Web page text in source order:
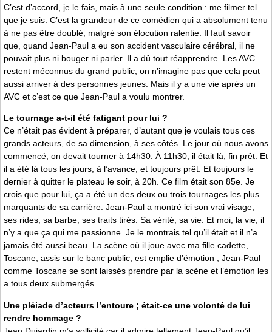
C’est d’accord, je le fais, mais à une seule condition : me filmer tel
que je suis. C’est la grandeur de ce comédien qui a absolument tenu
à ne pas être doublé, malgré son élocution ralentie. Il faut savoir
que, quand Jean-Paul a eu son accident vasculaire cérébral, il ne
pouvait plus ni bouger ni parler. Il a dû tout réapprendre. Les AVC
restent méconnus du grand public, on n’imagine pas que cela peut
aussi arriver à des personnes jeunes. Mais il y a une vie après un
AVC et c’est ce que Jean-Paul a voulu montrer.
Le tournage a-t-il été fatigant pour lui ?
Ce n’était pas évident à préparer, d’autant que je voulais tous ces
grands acteurs, de sa dimension, à ses côtés. Le jour où nous avons
commencé, on devait tourner à 14h30. À 11h30, il était là, fin prêt. Et
il a été là tous les jours, à l’avance, et toujours prêt. Et toujours le
dernier à quitter le plateau le soir, à 20h. Ce film était son 85e. Je
crois que pour lui, ça a été un des deux ou trois tournages les plus
marquants de sa carrière. Jean-Paul a montré ici son vrai visage,
ses rides, sa barbe, ses traits tirés. Sa vérité, sa vie. Et moi, la vie, il
n’y a que ça qui me passionne. Je le montrais tel qu’il était et il n’a
jamais été aussi beau. La scène où il joue avec ma fille cadette,
Toscane, assis sur le banc public, est emplie d’émotion ; Jean-Paul
comme Toscane se sont laissés prendre par la scène et l’émotion les
a tous deux submergés.
Une pléiade d’acteurs l’entoure ; était-ce une volonté de lui
rendre hommage ?